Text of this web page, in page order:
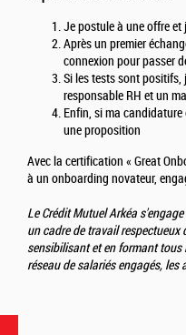
Je postule à une offre
Après un premier
connexion pour passer
Si les tests sont positifs,
responsable RH et un
Enfin, si ma
une proposition
Avec la certification « Great
à un onboarding novateur,
Le Crédit Mutuel Arkéa
un cadre de travail respectueux
sensibilisant et en formant tous
réseau de salariés engagés, les